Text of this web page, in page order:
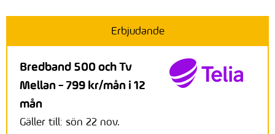
Erbjudande
Bredband 500 och Tv
Mellan - 799 kr/mån i 12
mån
Gäller till: sön 22 nov.